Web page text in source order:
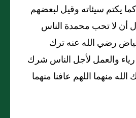
يكتم سيئاته وقيل لبعضهم
أن لا تحب محمدة الناس
رضي الله عنه ترك
والعمل لأجل الناس شرك
منهما اللهم عافنا منهما